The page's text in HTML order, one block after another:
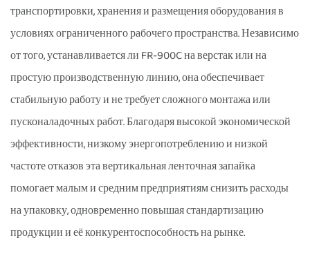
транспортировки, хранения и размещения оборудования в
условиях ограниченного рабочего пространства. Независимо
от того, устанавливается ли FR-900C на верстак или на
простую производственную линию, она обеспечивает
стабильную работу и не требует сложного монтажа или
пусконаладочных работ. Благодаря высокой экономической
эффективности, низкому энергопотреблению и низкой
частоте отказов эта вертикальная ленточная запайка
помогает малым и средним предприятиям снизить расходы
на упаковку, одновременно повышая стандартизацию
продукции и её конкурентоспособность на рынке.